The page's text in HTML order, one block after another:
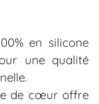
en silicone
une qualité
de cœur offre